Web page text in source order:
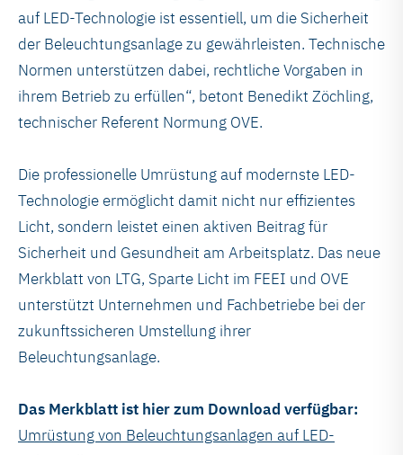
auf LED-Technologie ist essentiell, um die Sicherheit
der Beleuchtungsanlage zu gewährleisten. Technische
Normen unterstützen dabei, rechtliche Vorgaben in
ihrem Betrieb zu erfüllen“, betont Benedikt Zöchling,
technischer Referent Normung OVE.
Die professionelle Umrüstung auf modernste LED-
Technologie ermöglicht damit nicht nur effizientes
Licht, sondern leistet einen aktiven Beitrag für
Sicherheit und Gesundheit am Arbeitsplatz. Das neue
Merkblatt von LTG, Sparte Licht im FEEI und OVE
unterstützt Unternehmen und Fachbetriebe bei der
zukunftssicheren Umstellung ihrer
Beleuchtungsanlage.
Das Merkblatt ist hier zum Download verfügbar:
Umrüstung von Beleuchtungsanlagen auf LED-